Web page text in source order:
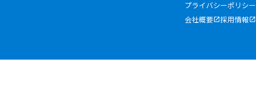
プライバシーポリシー
会社概要
採用情報